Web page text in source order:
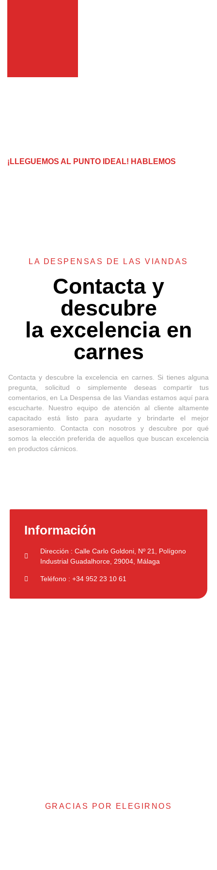
¡LLEGUEMOS AL PUNTO IDEAL! HABLEMOS
LA DESPENSAS DE LAS VIANDAS
Contacta y
descubre
la excelencia en
carnes
Contacta y descubre la excelencia en carnes. Si tienes alguna
pregunta, solicitud o simplemente deseas compartir tus
comentarios, en La Despensa de las Viandas estamos aquí para
escucharte. Nuestro equipo de atención al cliente altamente
capacitado está listo para ayudarte y brindarte el mejor
asesoramiento. Contacta con nosotros y descubre por qué
somos la elección preferida de aquellos que buscan excelencia
en productos cárnicos.
Información
Dirección : Calle Carlo Goldoni, Nº 21, Polígono
Industrial Guadalhorce, 29004, Málaga
Teléfono : +34 952 23 10 61
GRACIAS POR ELEGIRNOS